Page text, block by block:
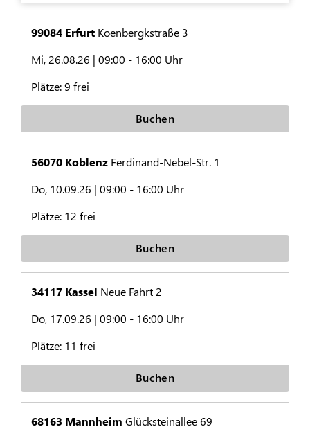
99084 Erfurt Koenbergkstraße 3
Mi, 26.08.26 | 09:00 - 16:00 Uhr
Plätze:9 frei
Buchen
56070 Koblenz Ferdinand-Nebel-Str. 1
Do, 10.09.26 | 09:00 - 16:00 Uhr
Plätze: 12 frei
Buchen
34117 Kassel Neue Fahrt 2
Do, 17.09.26 | 09:00 - 16:00 Uhr
Plätze: 11 frei
Buchen
68163 Mannheim Glücksteinallee 69